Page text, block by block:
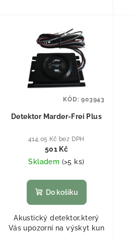
Detektor Marder-Frei Plus
414,05 Kč bez DPH
501 Kč
Skladem (>5 ks)
Do košíku
Akustický detektor,který
Vás upozorní na výskyt kun
KÓD:903943